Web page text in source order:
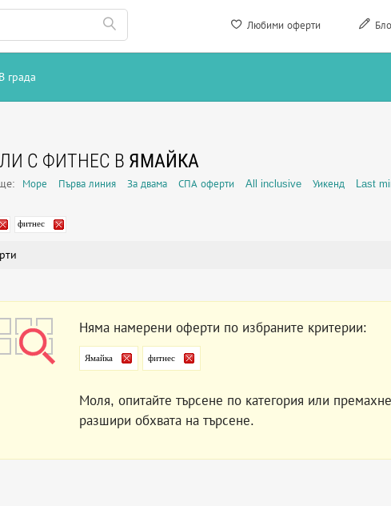
Любими оферти
В града
С ФИТНЕС В ЯМАЙКА
Море Първа линия За двама СПА оферти All inclusive Уикенд Last
фитнес
Няма намерени оферти по избраните критерии:
Ямайка фитнес
Моля, опитайте търсене по категория или
разшири обхвата на търсене.